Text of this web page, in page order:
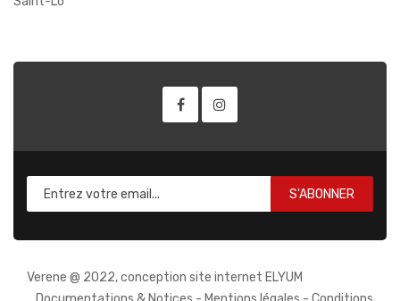
S'ABONNER
Verene @ 2022, conception site internet ELYUM